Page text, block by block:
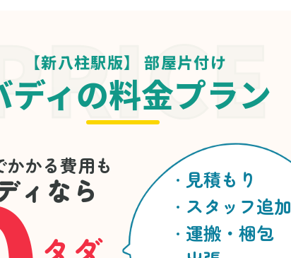
【新八柱駅版】 部屋片付け
ディの料金プラン
かかる費用も
ィなら
見積もり
スタッフ追加
運搬・梱包